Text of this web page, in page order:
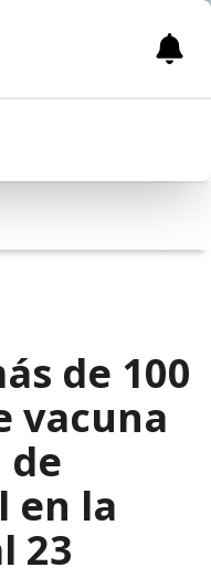
de 100
vacuna
en la
23